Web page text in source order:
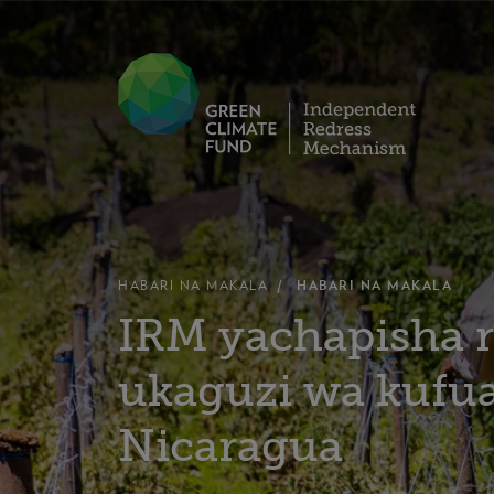
HABARI NA MAKALA HABARI NA MAKALA
IRM yachapisha
ukaguzi wa
Nicaragua